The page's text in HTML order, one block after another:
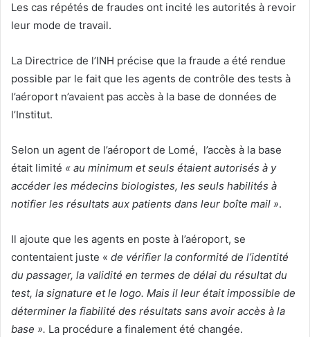
Les cas répétés de fraudes ont incité les autorités à revoir
leur mode de travail.
La Directrice de l’INH précise que la fraude a été rendue
possible par le fait que les agents de contrôle des tests à
l’aéroport n’avaient pas accès à la base de données de
l’Institut.
Selon un agent de l’aéroport de Lomé, l’accès à la base
était limité « au minimum et seuls étaient autorisés à y
accéder les médecins biologistes, les seuls habilités à
notifier les résultats aux patients dans leur boîte mail ».
Il ajoute que les agents en poste à l’aéroport, se
contentaient juste « de vérifier la conformité de l’identité
du passager, la validité en termes de délai du résultat du
test, la signature et le logo. Mais il leur était impossible de
déterminer la fiabilité des résultats sans avoir accès à la
base ». La procédure a finalement été changée.